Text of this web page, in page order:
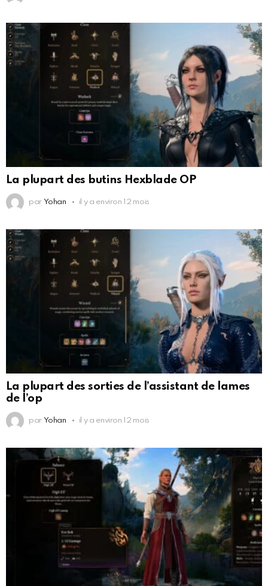
La plupart des butins Hexblade OP
par Yohan il y a environ 12 mois
La plupart des sorties de l’assistant de lames
de l’op
par Yohan il y a environ 12 mois